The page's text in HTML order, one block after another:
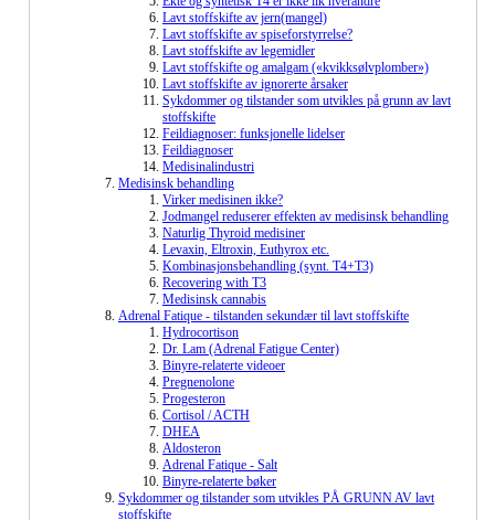
Lavt stoffskifte av jern(mangel)
Lavt stoffskifte av spiseforstyrrelse?
Lavt stoffskifte av legemidler
Lavt stoffskifte og amalgam («kvikksølvplomber»)
Lavt stoffskifte av ignorerte årsaker
Sykdommer og tilstander som utvikles på grunn av lavt
stoffskifte
Feildiagnoser: funksjonelle lidelser
Feildiagnoser
Medisinalindustri
Medisinsk behandling
Virker medisinen ikke?
Jodmangel reduserer effekten av medisinsk behandling
Naturlig Thyroid medisiner
Levaxin, Eltroxin, Euthyrox etc.
Kombinasjonsbehandling (synt. T4+T3)
Recovering with T3
Medisinsk cannabis
Adrenal Fatique - tilstanden sekundær til lavt stoffskifte
Hydrocortison
Dr. Lam (Adrenal Fatigue Center)
Binyre-relaterte videoer
Pregnenolone
Progesteron
Cortisol / ACTH
DHEA
Aldosteron
Adrenal Fatique - Salt
Binyre-relaterte bøker
Sykdommer og tilstander som utvikles PÅ GRUNN AV lavt
stoffskifte